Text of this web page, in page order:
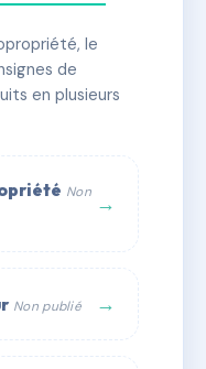
🏗 1 bâtiment(s)
le
de
en plusieurs
Non →
Non publié →